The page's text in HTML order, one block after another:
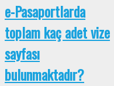
e-Pasaportlarda
toplam kaç adet vize
sayfası
bulunmaktadır?